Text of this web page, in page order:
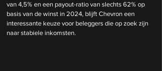
van 4,5% en een payout-ratio van slechts 62% op
basis van de winst in 2024, blijft Chevron een
interessante keuze voor beleggers die op zoek zijn
naar stabiele inkomsten.